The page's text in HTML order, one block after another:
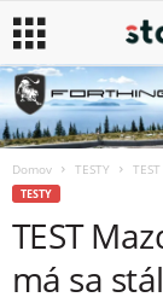
Domov TESTY
TESTY
TEST
má sa